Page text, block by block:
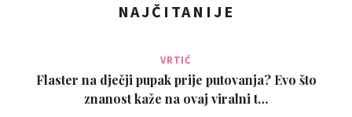
NAJČITANIJE
VRTIĆ
Flaster na dječji pupak prije putovanja? Evo što
znanost kaže na ovaj viralni t…